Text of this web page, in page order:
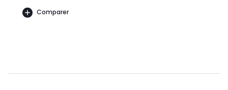
Comparer